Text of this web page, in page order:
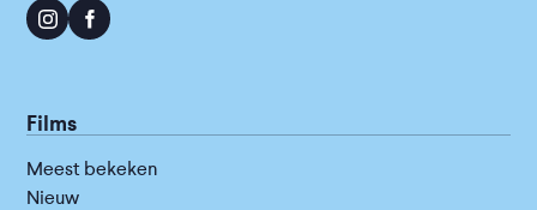
Films
Meest bekeken
Nieuw